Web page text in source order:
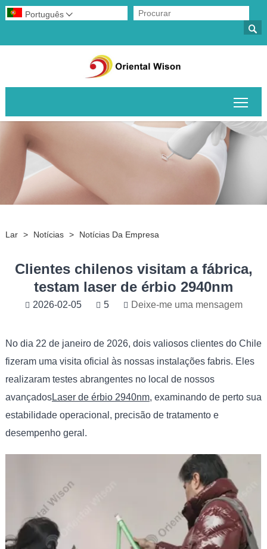

Português 
Lar > Notícias > Notícias Da Empresa
Clientes chilenos visitam a fábrica,
testam laser de érbio 2940nm
2026-02-05 5 Deixe-me uma mensagem
No dia 22 de janeiro de 2026, dois valiosos clientes do Chile
fizeram uma visita oficial às nossas instalações fabris. Eles
realizaram testes abrangentes no local de nossos
avançadosLaser de érbio 2940nm, examinando de perto sua
estabilidade operacional, precisão de tratamento e
desempenho geral.